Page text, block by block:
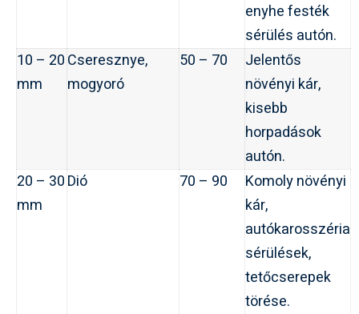
enyhe festék
sérülés autón.
10 – 20
mm
Cseresznye,
mogyoró
50 – 70
Jelentős
növényi kár,
kisebb
horpadások
autón.
20 – 30
mm
Dió 70 – 90
Komoly növényi
kár,
autókarosszéria
sérülések,
tetőcserepek
törése.